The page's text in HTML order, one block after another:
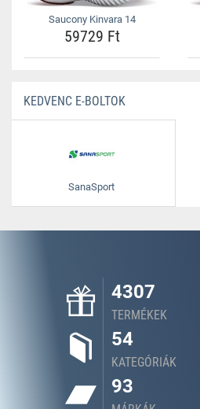
Saucony Kinvara 14
59729 Ft
KEDVENC E-BOLTOK
SanaSport
4307
TERMÉKEK
54
KATEGÓRIÁK
93